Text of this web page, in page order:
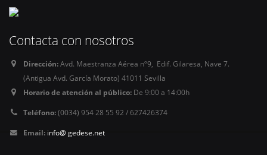
Contacta con nosotros
Dirección:Avd. Maestranza Aérea nº9, Edif. Gilaresa, Nave 7.
(Antigua Avd. García Morato) 41011 Sevilla
Horario de atención al público: De 9:00 a 14:00h
Teléfono:(0034) 954 28 55 92 / 627426374
Email: info@ gedese.net